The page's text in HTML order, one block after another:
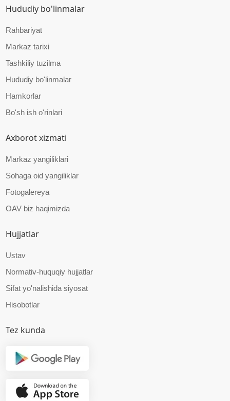
Hududiy bo'linmalar
Rahbariyat
Markaz tarixi
Tashkiliy tuzilma
Hududiy bo'linmalar
Hamkorlar
Bo'sh ish o'rinlari
Axborot xizmati
Markaz yangiliklari
Sohaga oid yangiliklar
Fotogalereya
OAV biz haqimizda
Hujjatlar
Ustav
Normativ-huquqiy hujjatlar
Sifat yo'nalishida siyosat
Hisobotlar
Tez kunda